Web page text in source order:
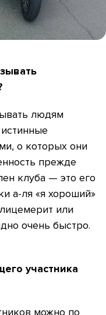
людям
о которых они
прежде
клуба — это его
а-ля «я хороший»
или
очень быстро.
участника
можно по